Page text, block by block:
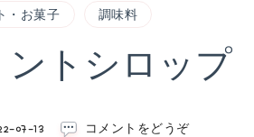
・お菓子 調味料
トシロップ
07-13 コメントをどうぞ(爽